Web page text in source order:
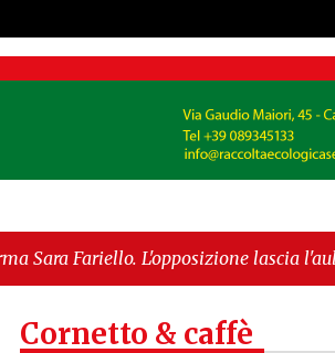
lascia l'aula al momento del
Cornetto & caffè